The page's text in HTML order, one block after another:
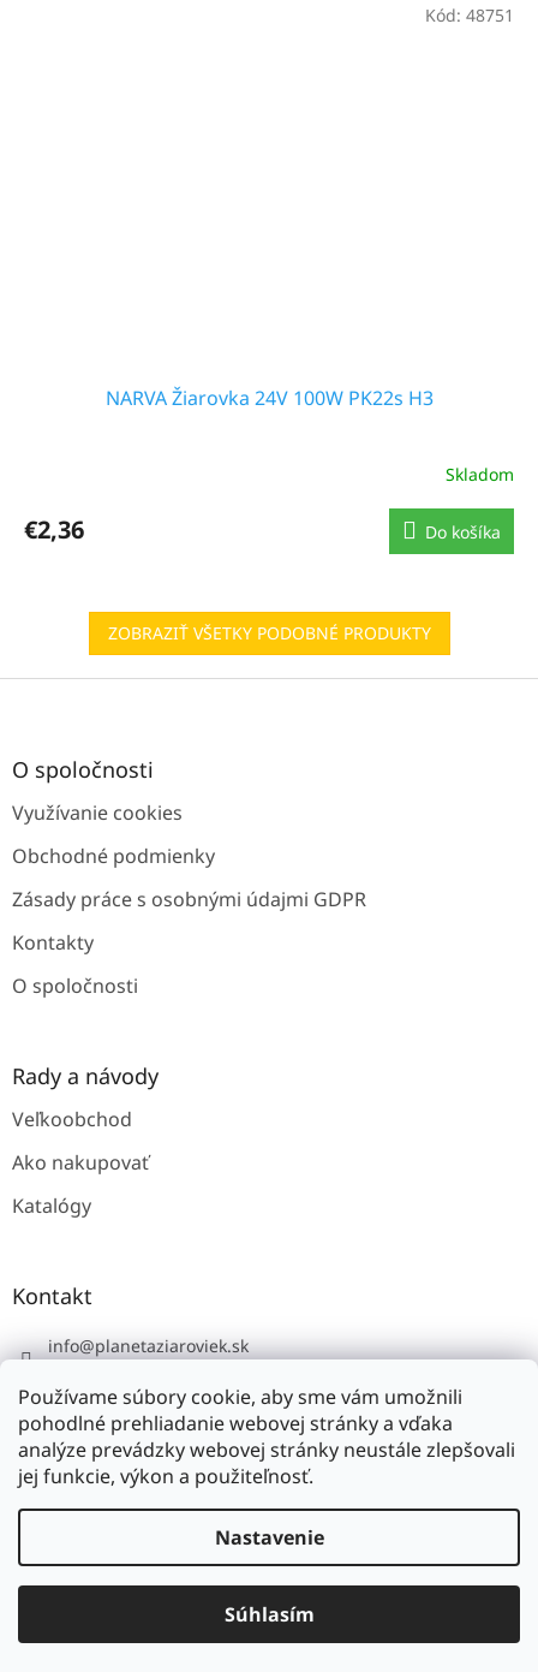
Používame súbory cookie, aby sme vám umožnili
pohodlné prehliadanie webovej stránky a vďaka
analýze prevádzky webovej stránky neustále zlepšovali
jej funkcie, výkon a použiteľnosť.
Nastavenie
Súhlasím
NARVA Žiarovka 24V 100W PK22s H3
Skladom
€2,36 Do košíka
Kód: 48751
ZOBRAZIŤ VŠETKY PODOBNÉ PRODUKTY
Z
O spoločnosti
Využívanie cookies
Obchodné podmienky
Zásady práce s osobnými údajmi GDPR
Kontakty
O spoločnosti
Rady a návody
Veľkoobchod
Ako nakupovať
Katalógy
Kontakt
info@planetaziaroviek.sk
vyhradené.